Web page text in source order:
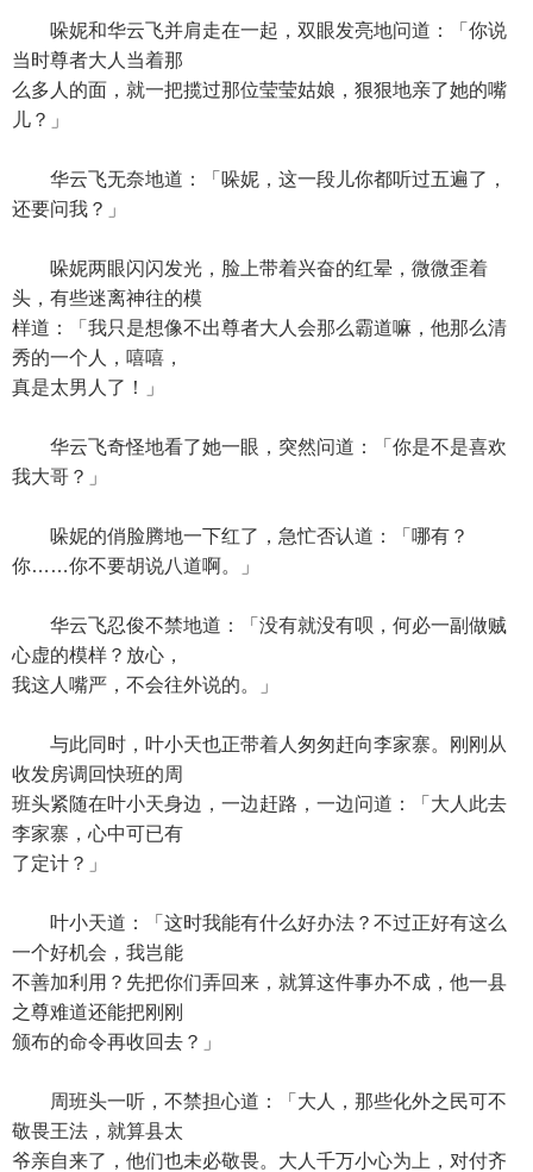
哚妮和华云飞并肩走在一起，双眼发亮地问道：「你说
当时尊者大人当着那
么多人的面，就一把揽过那位莹莹姑娘，狠狠地亲了她的嘴
儿？」
华云飞无奈地道：「哚妮，这一段儿你都听过五遍了，
还要问我？」
哚妮两眼闪闪发光，脸上带着兴奋的红晕，微微歪着
头，有些迷离神往的模
样道：「我只是想像不出尊者大人会那么霸道嘛，他那么清
秀的一个人，嘻嘻，
真是太男人了！」
华云飞奇怪地看了她一眼，突然问道：「你是不是喜欢
我大哥？」
哚妮的俏脸腾地一下红了，急忙否认道：「哪有？
你……你不要胡说八道啊。」
华云飞忍俊不禁地道：「没有就没有呗，何必一副做贼
心虚的模样？放心，
我这人嘴严，不会往外说的。」
与此同时，叶小天也正带着人匆匆赶向李家寨。刚刚从
收发房调回快班的周
班头紧随在叶小天身边，一边赶路，一边问道：「大人此去
李家寨，心中可已有
了定计？」
叶小天道：「这时我能有什么好办法？不过正好有这么
一个好机会，我岂能
不善加利用？先把你们弄回来，就算这件事办不成，他一县
之尊难道还能把刚刚
颁布的命令再收回去？」
周班头一听，不禁担心道：「大人，那些化外之民可不
敬畏王法，就算县太
爷亲自来了，他们也未必敬畏。大人千万小心为上，对付齐